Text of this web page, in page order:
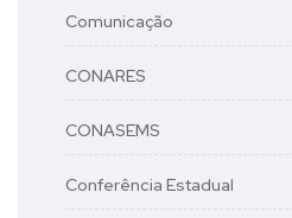
Comunicação
CONARES
CONASEMS
Conferência Estadual